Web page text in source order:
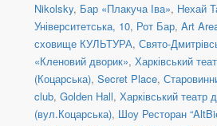
Nikolsky, Бар «Плакуча Іва», Нехай
Університетська, 10, Рот Бар, Art
сховище КУЛЬТУРА, Свято-
«Кленовий дворик», Харківський
(Коцарська), Secret Place,
club, Golden Hall, Харківський театр
(вул.Коцарська), Шоу Ресторан